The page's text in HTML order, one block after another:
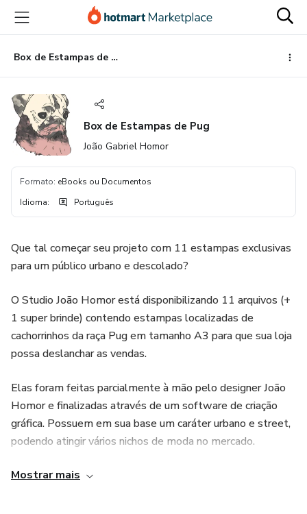
para
conteúdo
principal
para
pagamento
para
rodapé
Box de Estampas de Pug
Box de Estampas de Pug
João Gabriel Homor
Formato: eBooks ou Documentos
Idioma: Português
Que tal começar seu projeto com 11 estampas exclusivas
para um público urbano e descolado?
O Studio João Homor está disponibilizando 11 arquivos (+
1 super brinde) contendo estampas localizadas de
cachorrinhos da raça Pug em tamanho A3 para que sua loja
possa deslanchar as vendas.
Elas foram feitas parcialmente à mão pelo designer João
Homor e finalizadas através de um software de criação
gráfica. Possuem em sua base um caráter urbano e street,
podendo atingir vários nichos de moda no mercado.
A temática pet em estampas, especialmente as divertidas
Mostrar mais